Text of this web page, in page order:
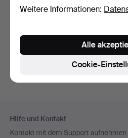
Beendete
Archivsuchen.
Navigation
Hilfe und Kontakt
Kontakt mit dem Support aufnehmen
Weitere Informationen:
Cookie-
Alle